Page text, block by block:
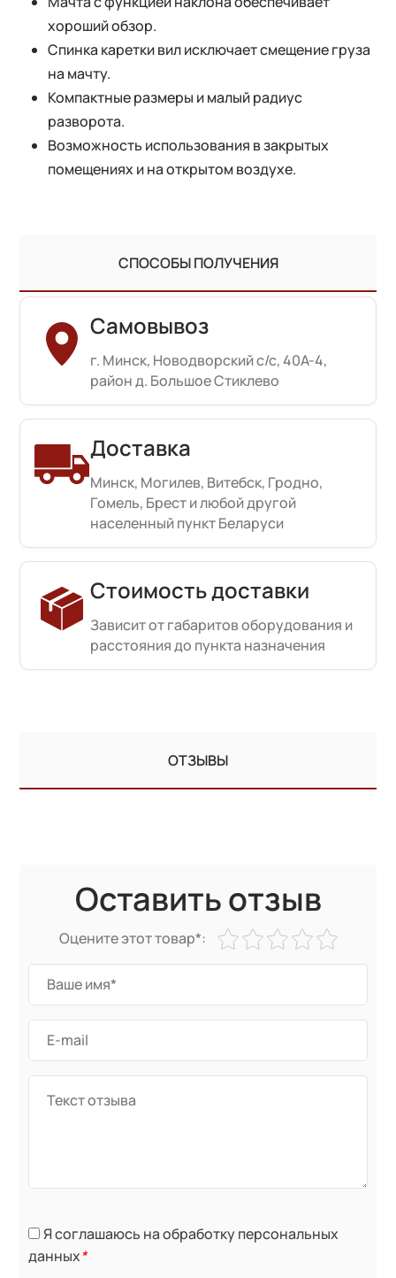
хороший обзор.
Спинка каретки вил исключает смещение груза
на мачту.
Компактные размеры и малый радиус
разворота.
Возможность использования в закрытых
помещениях и на открытом воздухе.
СПОСОБЫ ПОЛУЧЕНИЯ
Самовывоз
г. Минск, Новодворский с/с, 40А-4,
район д. Большое Стиклево
Доставка
Минск, Могилев, Витебск, Гродно,
Гомель, Брест и любой другой
населенный пункт Беларуси
Стоимость доставки
Зависит от габаритов оборудования и
расстояния до пункта назначения
ОТЗЫВЫ
Оставить отзыв
Оцените этот товар*:
Я соглашаюсь на обработку персональных
данных*